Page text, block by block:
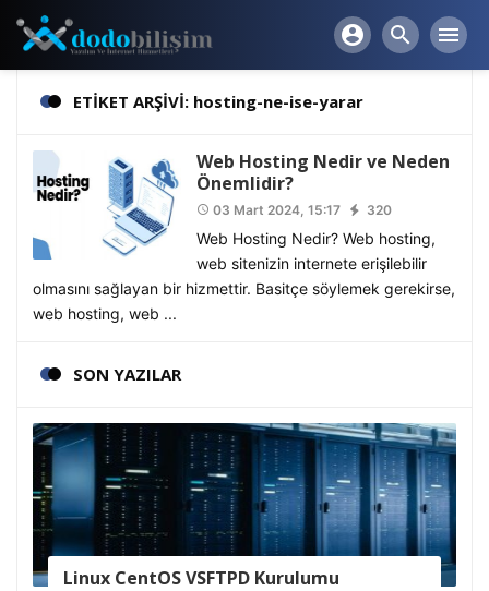
account_circle search menu
ETİKET ARŞİVİ: hosting-ne-ise-yarar
Web Hosting Nedir ve Neden
Önemlidir?
access_time 03 Mart 2024, 15:17 320
Web Hosting Nedir? Web hosting,
web sitenizin internete erişilebilir
olmasını sağlayan bir hizmettir. Basitçe söylemek gerekirse,
web hosting, web ...
SON YAZILAR
Linux CentOS VSFTPD Kurulumu